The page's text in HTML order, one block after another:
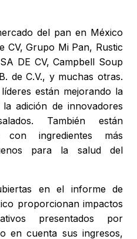
del pan en México
CV, Grupo Mi Pan, Rustic
DE CV, Campbell Soup
de C.V., y muchas otras.
están mejorando la
adición de innovadores
También están
con ingredientes más
para la salud del
en el informe de
proporcionan impactos
presentados por
en cuenta sus ingresos,